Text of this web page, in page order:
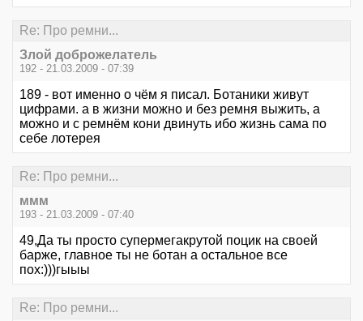
Re: Про ремни...
Злой доброжелатель
192 - 21.03.2009 - 07:39
189 - вот именно о чём я писал. Ботаники живут
цифрами. а в жизни можно и без ремня выжить, а
можно и с ремнём кони двинуть ибо жизнь сама по
себе лотерея
Re: Про ремни...
ммм
193 - 21.03.2009 - 07:40
49,Да ты просто супермегакрутой поцик на своей
барже, главное ты не ботан а остальное все
пох:)))гыыы
Re: Про ремни...